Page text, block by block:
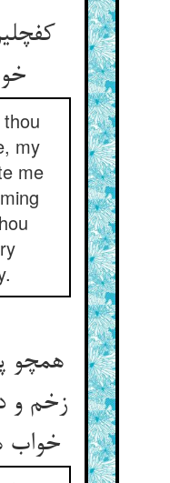
my
me
همچو
زخم و
خواب